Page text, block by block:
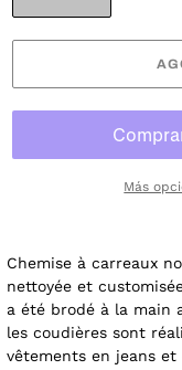
Más
Chemise à carreaux
nettoyée et
a été brodé à la main
les coudières sont
vêtements en jeans et